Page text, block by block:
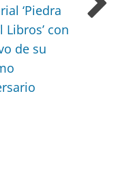
‘Piedra
Libros’ con
de su